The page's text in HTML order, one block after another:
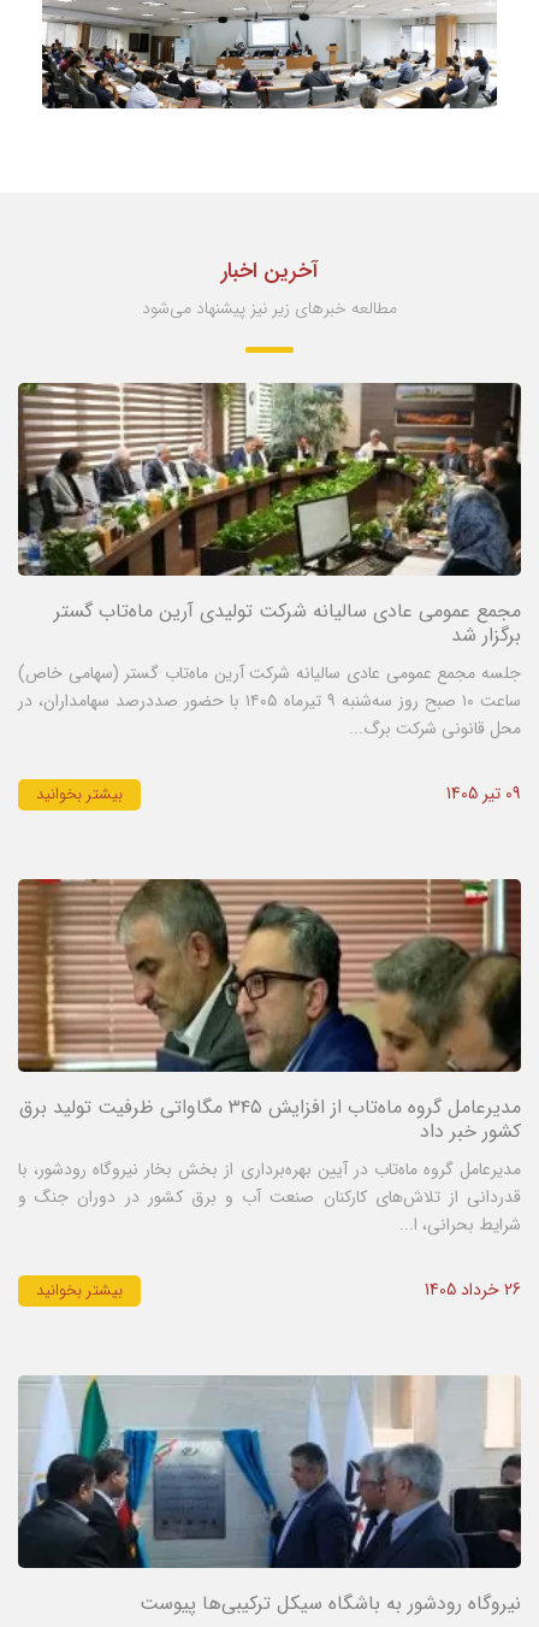
آخرین اخبار
مطالعه خبرهای زیر نیز پیشنهاد می‌شود
مجمع عمومی عادی سالیانه شرکت تولیدی آرین ماه‌تاب گستر
برگزار شد
جلسه مجمع عمومی عادی سالیانه شرکت آرین ماه‌تاب گستر (سهامی خاص)
ساعت ۱۰ صبح روز سه‌شنبه ۹ تیرماه ۱۴۰۵ با حضور صددرصد سهامداران، در
محل قانونی شرکت برگ...
09 تیر 1405 بیشتر بخوانید
مدیرعامل گروه ماه‌تاب از افزایش ۳۴۵ مگاواتی ظرفیت تولید برق
کشور خبر داد
مدیرعامل گروه ماه‌تاب در آیین بهره‌برداری از بخش بخار نیروگاه رودشور، با
قدردانی از تلاش‌های کارکنان صنعت آب و برق کشور در دوران جنگ و
شرایط بحرانی، ا...
26 خرداد 1405 بیشتر بخوانید
نیروگاه رودشور به باشگاه سیکل ترکیبی‌ها پیوست